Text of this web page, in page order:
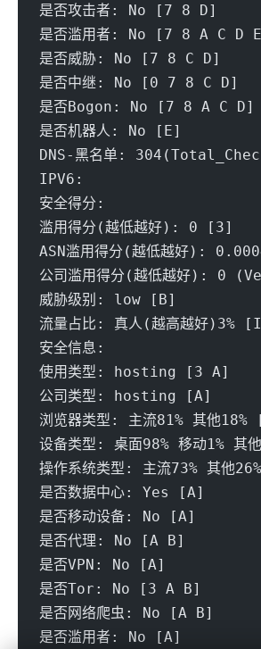
是否攻击者: No [7 8 D]
是否滥用者: No [7 8 A C D
是否威胁: No [7 8 C D]
是否中继: No [0 7 8 C D]
是否Bogon: No [7 8 A C D]
是否机器人: No [E]
DNS-黑名单:
IPV6:
安全得分:
滥用得分(越低越好): 0 [3]
ASN滥用得分(越低越好):
公司滥用得分(越低越好): 0
威胁级别: low [B]
流量占比: 真人(越高越好
安全信息:
使用类型: hosting [3 A]
公司类型: hosting [A]
浏览器类型: 主流81% 其他
设备类型: 桌面98% 移动1%
操作系统类型: 主流73% 其他
是否数据中心: Yes [A]
是否移动设备: No [A]
是否代理: No [A B]
是否VPN: No [A]
是否Tor: No [3 A B]
是否网络爬虫: No [A B]
是否滥用者: No [A]